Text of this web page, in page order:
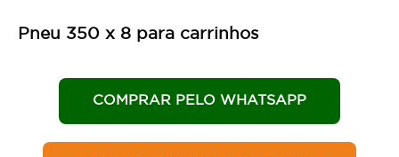
Pneu 350 x 8 para carrinhos
COMPRAR PELO WHATSAPP